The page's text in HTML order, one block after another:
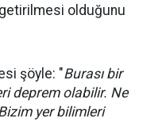
getirilmesi olduğunu
şöyle: "Burası bir
deprem olabilir. Ne
yer bilimleri